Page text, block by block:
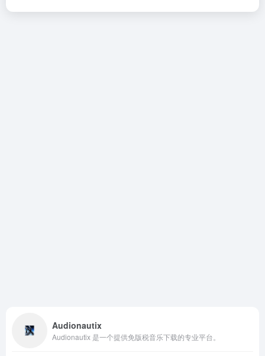
Audionautix
Audionautix 是一个提供免版税音乐下载的专业平台。